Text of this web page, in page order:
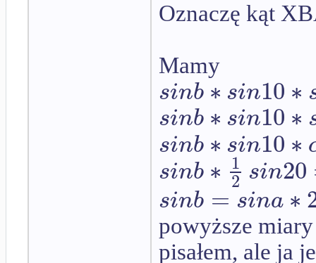
Oznaczę kąt
Mamy
sinb∗ sin10∗
sinb ∗ sin10∗
sinb ∗ sin10∗
sinb ∗ 1
2 sin20
sinb = sina ∗
powyższe
pisałem, ale ja